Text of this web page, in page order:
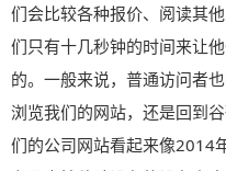
们会比较各种报价、阅读其
们只有十几秒钟的时间来让
的。一般来说，普通访问者
浏览我们的网站，还是回到
们的公司网站看起来像2014